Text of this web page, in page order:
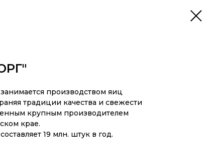
производством яиц
традиции качества и свежести
крупным производителем
крае.
19 млн. штук в год.